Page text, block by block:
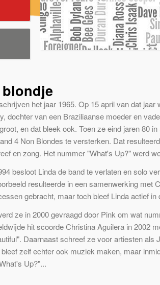
het jaar 1965. Op 15 april van dat
dochter van een Braziliaanse moeder en
en dat bleek ook. Toen ze eind jaren 80
4 Non Blondes te versterken. Dat
en zong. Het nummer "What's Up?" werd
besloot Linda de band te verlaten en solo
resulteerde in een samenwerking met
gebracht, maar toch bleef Linda actief in
ze in 2000 gevraagd door Pink om wat
hit scoorde Christina Aguilera in 2002
Daarnaast schreef ze voor artiesten als
zelf echter ook muziek maken, maar
Up?"...